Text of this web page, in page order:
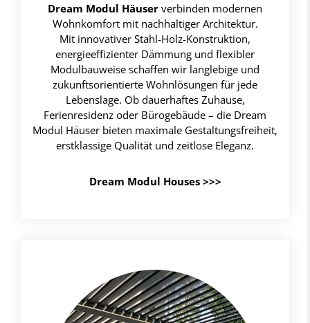
Dream Modul Häuserverbinden modernen
Wohnkomfort mit nachhaltiger Architektur.
Mit innovativer Stahl-Holz-Konstruktion,
energieeffizienter Dämmung und flexibler
Modulbauweise schaffen wir langlebige und
zukunftsorientierte Wohnlösungen für jede
Lebenslage. Ob dauerhaftes Zuhause,
Ferienresidenz oder Bürogebäude – die Dream
Modul Häuser bieten maximale Gestaltungsfreiheit,
erstklassige Qualität und zeitlose Eleganz.
Dream Modul Houses >>>